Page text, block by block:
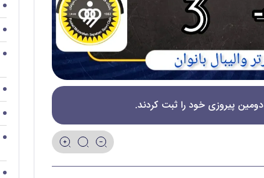
پیروزی خود را ثبت کردند.